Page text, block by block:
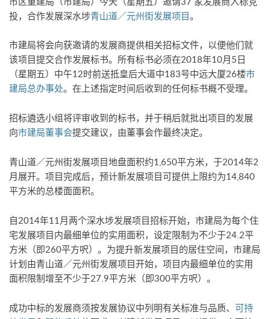
投，合作发展深水埗青山道／元州街发展项目。
市建局将会向获邀请的发展商提供相关招标文件，以便他们就
该项目提交合作发展标书。所有标书必须在2018年10月5日
（星期五）中午12时前送抵皇后大道中183号中远大厦26楼市
建局总办事处。在上述指定时间后收到的任何标书概不受理。
招标遴选小组将评审收到的标书，并于稍后就批出项目的发展
向市建局董事会提交建议，由董事会作最终决定。
青山道／元州街发展项目地盘面积约1,650平方米，于2014年2
月展开。项目完成后，预计新发展项目可提供上限约为14,840
平方米的总楼面面积。
自2014年11月两个深水埗发展项目招标开始，市建局为每个住
宅发展项目内最细单位的实用面积，设定限制为不少于24.2平
方米（即260平方呎）。为提升新发展项目的居住空间，市建局
计划由青山道／元州街发展项目开始，项目内最细单位的实用
面积限制增至不少于27.9平方米（即300平方呎）。
成功中标的发展商须按发展协议中列明有关标准与品质、 可持